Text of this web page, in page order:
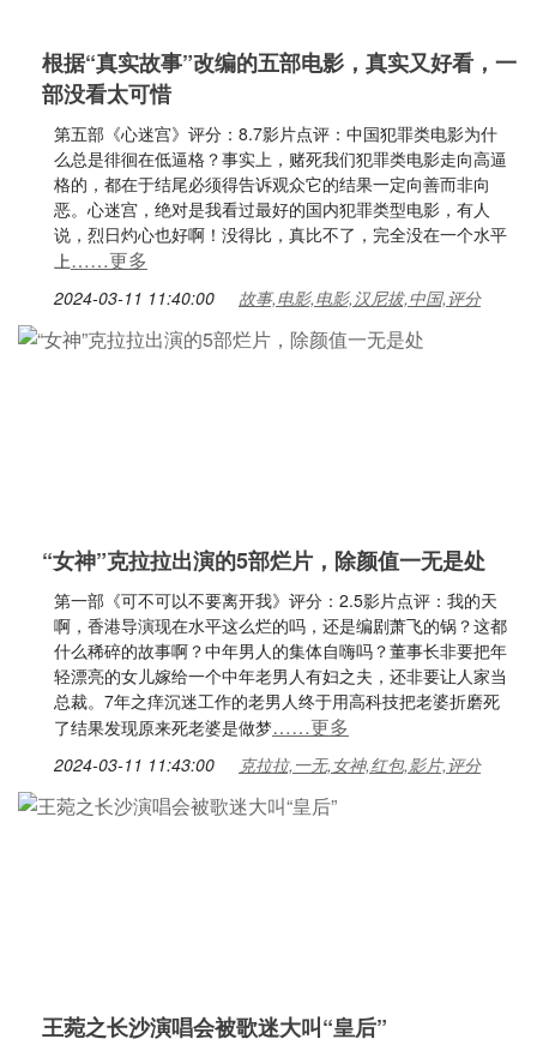
根据“真实故事”改编的五部电影，真实又好看，一
部没看太可惜
第五部《心迷宫》评分：8.7影片点评：中国犯罪类电影为什
么总是徘徊在低逼格？事实上，赌死我们犯罪类电影走向高逼
格的，都在于结尾必须得告诉观众它的结果一定向善而非向
恶。心迷宫，绝对是我看过最好的国内犯罪类型电影，有人
说，烈日灼心也好啊！没得比，真比不了，完全没在一个水平
上……更多
2024-03-11 11:40:00 故事,电影,电影,汉尼拔,中国,评分
“女神”克拉拉出演的5部烂片，除颜值一无是处
第一部《可不可以不要离开我》评分：2.5影片点评：我的天
啊，香港导演现在水平这么烂的吗，还是编剧萧飞的锅？这都
什么稀碎的故事啊？中年男人的集体自嗨吗？董事长非要把年
轻漂亮的女儿嫁给一个中年老男人有妇之夫，还非要让人家当
总裁。7年之痒沉迷工作的老男人终于用高科技把老婆折磨死
了结果发现原来死老婆是做梦……更多
2024-03-11 11:43:00 克拉拉,一无,女神,红包,影片,评分
王菀之长沙演唱会被歌迷大叫“皇后”